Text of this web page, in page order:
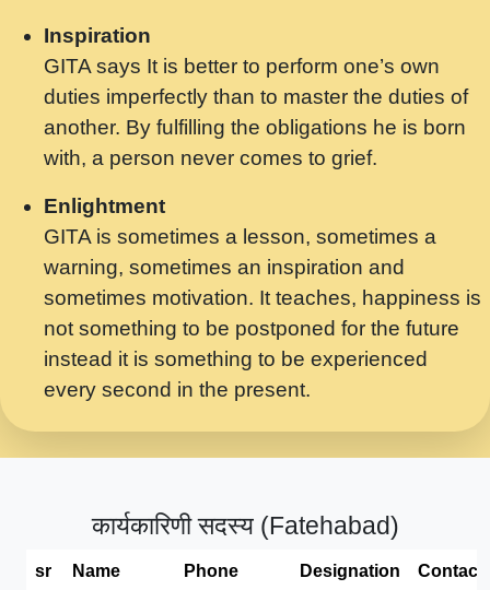
Saawariya.mp3
मर गनय न अपरध लडडल शर रध.... Shri
ravinandan shastri ji maharaj.mp3
मेरे मन हरी का ध्यान लगा - भजन भाव - 2018 -
Rishikesh - Swami Gyananand Ji
Maharaj.mp3
यह हसरत तलब ह नकज कमर Yahi Hasraten
Talab Hai Bhav Pravah #bhajan.mp3
लडल ज बल ल क ज न लग Sadhvi Purnima Ji
7.9.2021 जवल नगर दलल #बसर.mp3
सख भ मझ पयर ह दख भ मझ पयर ह!छड म कस दत
सपरहट भजन 2021 - तर अखय ह जद भर बहर ज म
सपरहट शयम भजन - जय जय शयम जय जय शयम
भव.mp3
Inspiration
GITA says It is better to perform one’s own
duties imperfectly than to master the duties of
another. By fulfilling the obligations he is born
with, a person never comes to grief.
Enlightment
GITA is sometimes a lesson, sometimes a
warning, sometimes an inspiration and
sometimes motivation. It teaches, happiness is
not something to be postponed for the future
instead it is something to be experienced
every second in the present.
कार्यकारिणी सदस्य (Fatehabad)
sr Name Phone Designation Contact